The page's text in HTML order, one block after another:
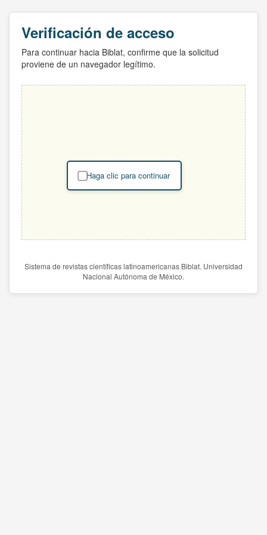
Verificación de acceso
Para continuar hacia Biblat, confirme que la solicitud
proviene de un navegador legítimo.
Haga clic para continuar
Sistema de revistas científicas latinoamericanas Biblat. Universidad
Nacional Autónoma de México.